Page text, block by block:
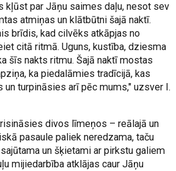
kļūst par Jāņu saimes daļu, nesot sev
atmiņas un klātbūtni šajā naktī.
brīdis, kad cilvēks atkāpjas no
citā ritmā. Uguns, kustība, dziesma
šīs nakts ritmu. Šajā naktī mostas
ka piedalāmies tradīcijā, kas
turpināsies arī pēc mums," uzsver I.
divos līmeņos – reālajā un
pasaule paliek neredzama, taču
un šķietami ar pirkstu galiem
mijiedarbība atklājas caur Jāņu